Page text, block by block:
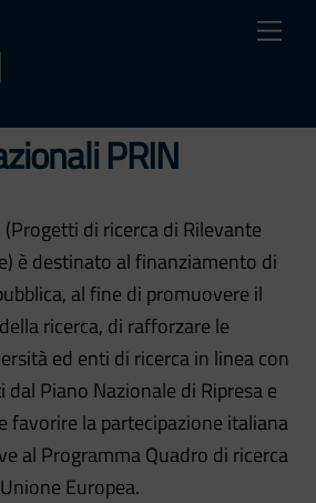
PRIN
di ricerca di Rilevante
è destinato al finanziamento di
al fine di promuovere il
ricerca, di rafforzare le
ed enti di ricerca in linea con
Piano Nazionale di Ripresa e
favorire la partecipazione italiana
al Programma Quadro di ricerca
Europea.